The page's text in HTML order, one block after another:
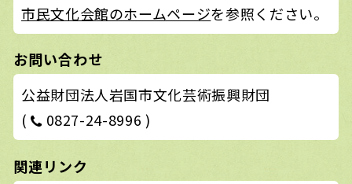
市民文化会館のホームページを参照ください。
お問い合わせ
公益財団法人岩国市文化芸術振興財団
( 0827-24-8996 )
関連リンク